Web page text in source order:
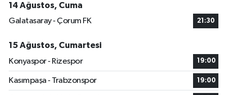
14 Ağustos, Cuma
Galatasaray - Çorum FK
21:30
15 Ağustos, Cumartesi
Konyaspor - Rizespor
19:00
Kasımpaşa - Trabzonspor 19:00